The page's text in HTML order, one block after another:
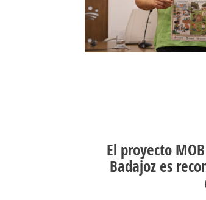
El proyecto
Badajoz es